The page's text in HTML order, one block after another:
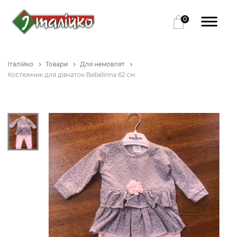
0
Італійко Товари
Для немовлят
Костюмчик для дівчаток Bebelinna 62 см.